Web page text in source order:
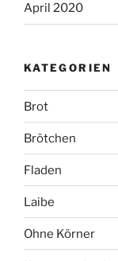
April 2020
KATEGORIEN
Brot
Brötchen
Fladen
Laibe
Ohne Körner